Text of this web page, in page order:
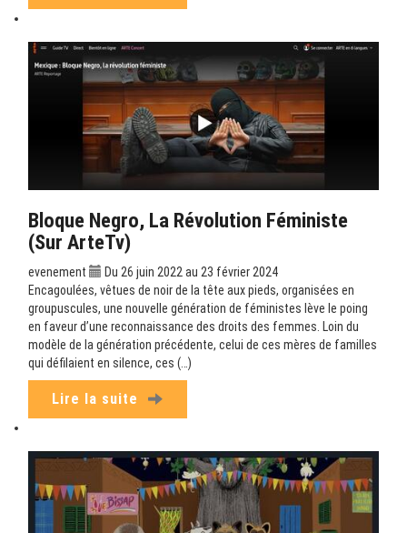
Bloque Negro, La Révolution Féministe
(sur ArteTv)
evenement
Du 26 juin 2022 au 23 février 2024
Encagoulées, vêtues de noir de la tête aux pieds, organisées en
groupuscules, une nouvelle génération de féministes lève le poing
en faveur d’une reconnaissance des droits des femmes. Loin du
modèle de la génération précédente, celui de ces mères de familles
qui défilaient en silence, ces (…)
Lire la suite